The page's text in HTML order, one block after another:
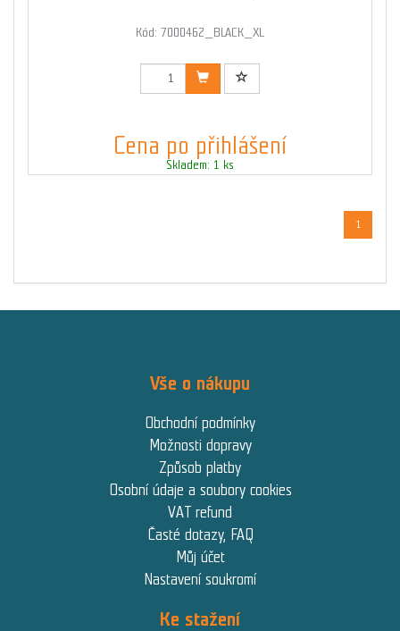
Kód: 7000462_BLACK_XL
Cena po přihlášení
Skladem: 1 ks
1
Vše o nákupu
Obchodní podmínky
Možnosti dopravy
Způsob platby
Osobní údaje a soubory cookies
VAT refund
Časté dotazy, FAQ
Můj účet
Nastavení soukromí
Ke stažení